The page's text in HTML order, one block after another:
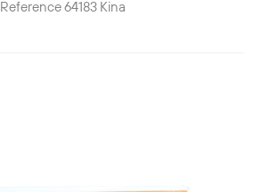
Reference64183 Kina